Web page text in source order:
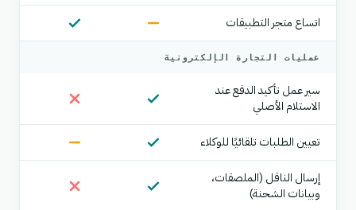
اتساع متجر التطبيقات
عمليات التجارة الإلكترونية
سير عمل تأكيد الدفع عند
الاستلام الأصلي
تعيين الطلبات تلقائيًا للوكلاء
إرسال الناقل (الملصقات،
وبيانات الشحنة)